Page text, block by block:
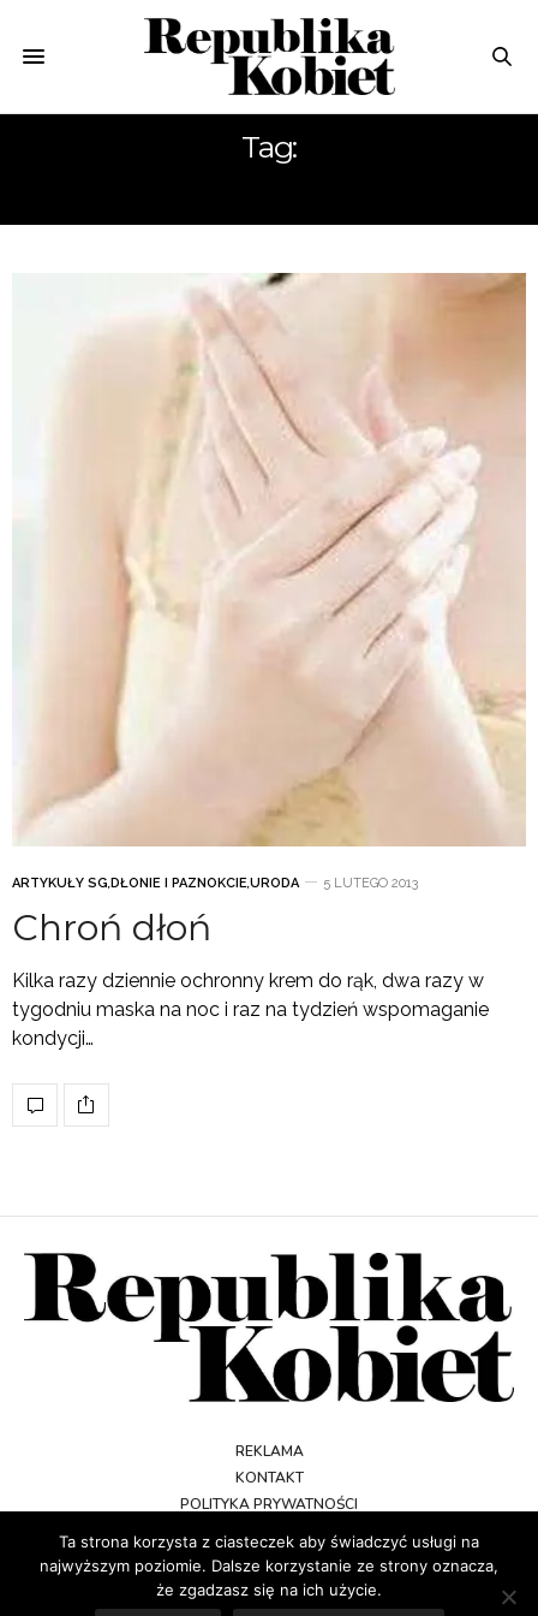
Tag:
ARTYKUŁY SG,DŁONIE I PAZNOKCIE,URODA 5 LUTEGO 2013
Chroń dłoń
Kilka razy dziennie ochronny krem do rąk, dwa razy w
tygodniu maska na noc i raz na tydzień wspomaganie
kondycji…
REKLAMA
KONTAKT
POLITYKA PRYWATNOŚCI
REGULAMIN
Ta strona korzysta z ciasteczek aby świadczyć usługi na
najwyższym poziomie. Dalsze korzystanie ze strony oznacza,
że zgadzasz się na ich użycie.